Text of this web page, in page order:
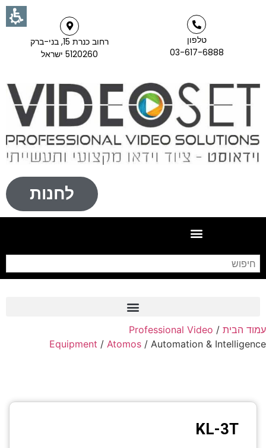
טלפון
03-617-6888
רחוב כנרת 15, בני-ברק
5120260 ישראל
לחנות
Frame Grabber
PTZ Confrence Camera
עמוד הבית /
Professional Video
Equipment / Atomos / Automation & Intelligence
KL-3T